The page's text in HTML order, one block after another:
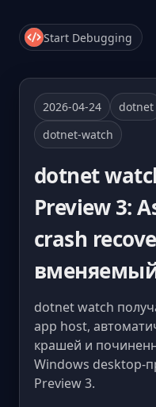
Start Debugging
2026-04-24 dotnet
dotnet-watch
dotnet
Preview 3:
crash
dotnet watch
app host,
крашей и
Windows desktop-
Preview 3.